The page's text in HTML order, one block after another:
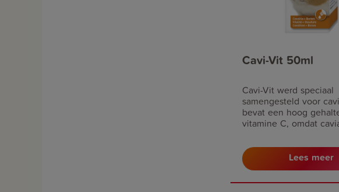
Cavi-Vit 50ml
Cavi-Vit werd speciaal
samengesteld voor
bevat een hoog
vitamine C, omdat
vitamine C aan te
Lees meer